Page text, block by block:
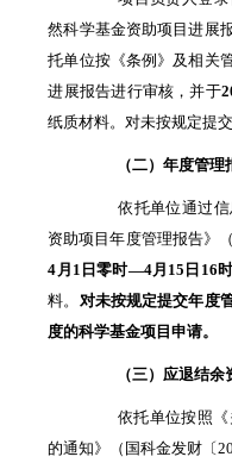
然科学基金资助项目进展
托单位按《条例》及相关
进展报告进行审核，并于
纸质材料。对未按规定提
（二）年度管理
依托单位通过信
资助项目年度管理报告》
4月 1 日零时—4月 15 日 16
料。 对未按规定提交年度
度的科学基金项目申请。
（三）应退结余
依托单位按照《
的通知》（国科金发财〔